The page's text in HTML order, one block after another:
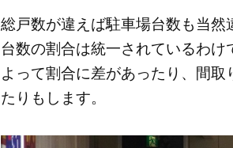
総戸数が違えば駐車場台数も当
台数の割合は統一されているわ
よって割合に差があったり、間
たりもします。